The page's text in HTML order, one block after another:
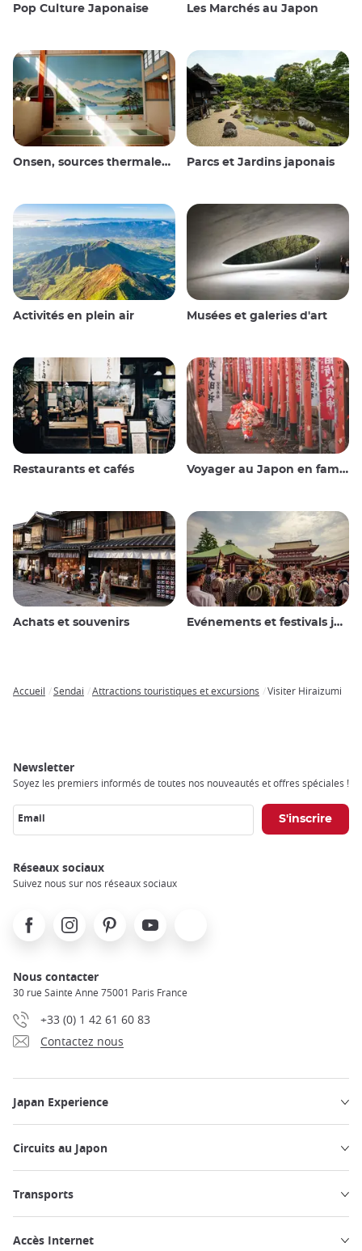
Pop Culture Japonaise Les Marchés au Japon
Onsen, sources thermales et bains publics Parcs et Jardins japonais
Activités en plein air Musées et galeries d'art
Restaurants et cafés Voyager au Japon en famille
Achats et souvenirs Evénements et festivals japonais
Accueil Sendai Attractions touristiques et excursions Visiter Hiraizumi
Newsletter
Soyez les premiers informés de toutes nos nouveautés et offres spéciales !
Email
Réseaux sociaux
Suivez nous sur nos réseaux sociaux
FacebookInstagramPinterest Youtube
Nous contacter
30 rue Sainte Anne 75001 Paris France
+33 (0) 1 42 61 60 83
Contactez nous
Japan Experience
Circuits au Japon
Transports
Accès Internet